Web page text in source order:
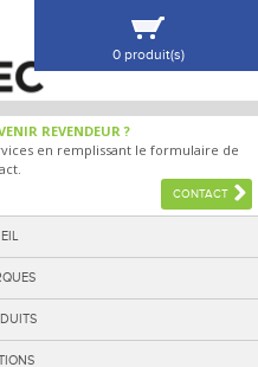
REVENDEUR ?
en remplissant le formulaire de
CONTACT
0 produit(s)
VOIR MA SÉLECTION